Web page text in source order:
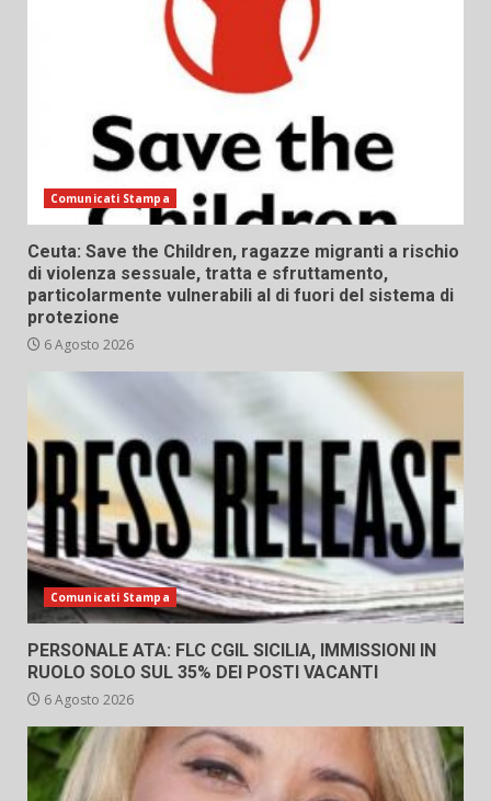
Comunicati Stampa
Ceuta: Save the Children, ragazze migranti a rischio
di violenza sessuale, tratta e sfruttamento,
particolarmente vulnerabili al di fuori del sistema di
protezione
6 Agosto 2026
Comunicati Stampa
PERSONALE ATA: FLC CGIL SICILIA, IMMISSIONI IN
RUOLO SOLO SUL 35% DEI POSTI VACANTI
6 Agosto 2026